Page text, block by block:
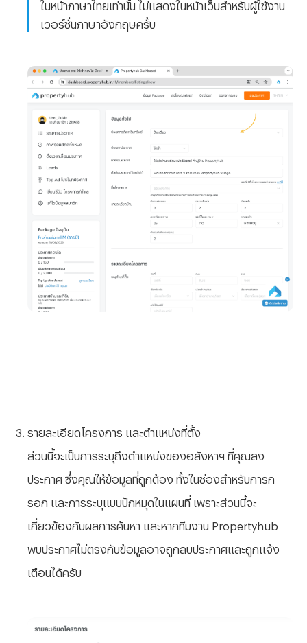
ในหน้าภาษาไทยเท่านั้น ไม่แสดงในหน้าเว็บสำหรับผู้ใช้งาน
เวอร์ชั่นภาษาอังกฤษครั้บ
รายละเอียดโครงการ และตำแหน่งที่ตั้ง
ส่วนนี้จะเป็นการระบุถึงตำแหน่งของอสังหาฯ ที่คุณลง
ประกาศ ซึ่งคุณให้ข้อมูลที่ถูกต้อง ทั้งในช่องสำหรับการก
รอก และการระบุแบบปักหมุดในแผนที่ เพราะส่วนนี้จะ
เกี่ยวข้องกับผลการค้นหา และหากทีมงาน Propertyhub
พบประกาศไม่ตรงกับข้อมูลอาจถูกลบประกาศและถูกแจ้ง
เตือนได้ครับ